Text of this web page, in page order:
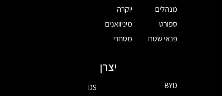
מנהלים
ספורט
פנאי שטח
יוקרה
מיניוואנים
מסחרי
יצרן
BYD
DS